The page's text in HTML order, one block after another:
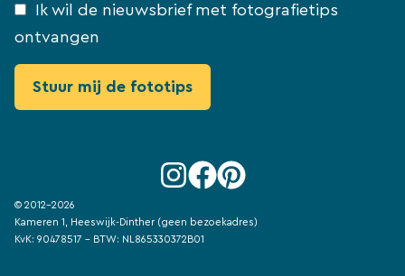
Ik wil de nieuwsbrief met fotografietips
ontvangen
© 2012-2026
Kameren 1, Heeswijk-Dinther (geen bezoekadres)
KvK: 90478517 - BTW: NL865330372B01